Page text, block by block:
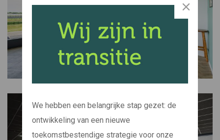
We hebben een belangrijke stap gezet: de
ontwikkeling van een nieuwe
toekomstbestendige strategie voor onze